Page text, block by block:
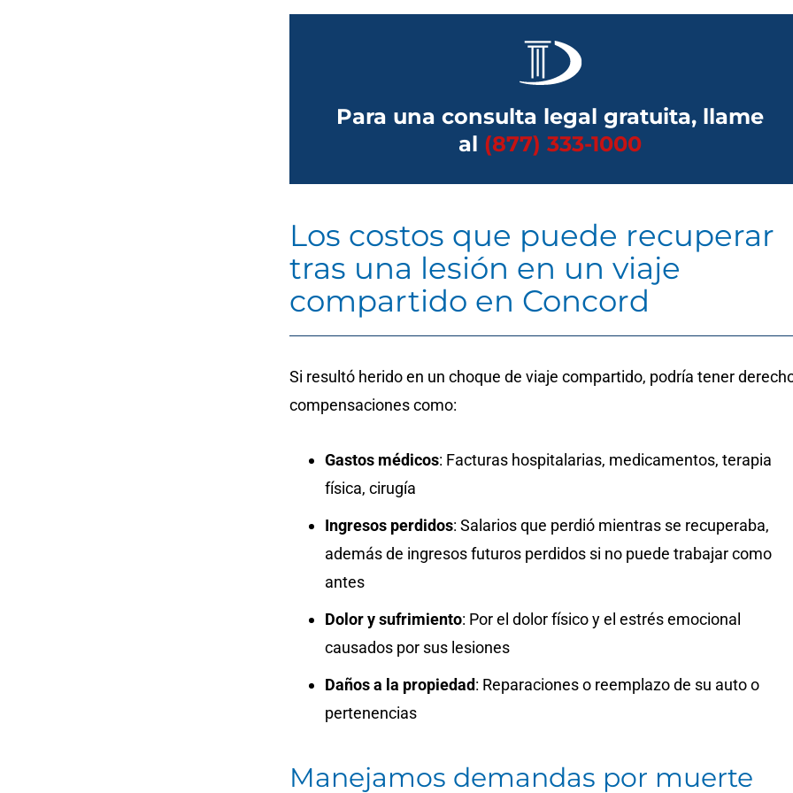
Para una consulta legal gratuita, llame
al (877) 333-1000
Los costos que puede recuperar
tras una lesión en un viaje
compartido en Concord
Si resultó herido en un choque de viaje compartido, podría tener
compensaciones como:
Gastos médicos: Facturas hospitalarias, medicamentos, terapia
física, cirugía
Ingresos perdidos: Salarios que perdió mientras se recuperaba,
además de ingresos futuros perdidos si no puede trabajar como
antes
Dolor y sufrimiento: Por el dolor físico y el estrés emocional
causados por sus lesiones
Daños a la propiedad: Reparaciones o reemplazo de su auto o
pertenencias
Manejamos demandas por muerte